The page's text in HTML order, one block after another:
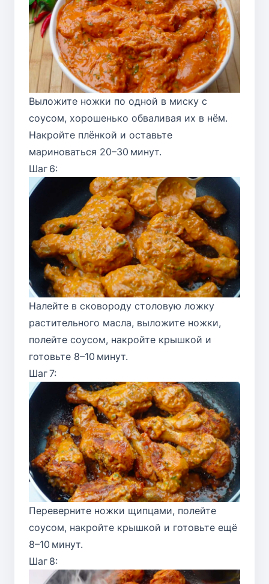
Выложите ножки по одной в миску с
соусом, хорошенько обваливая их в нём.
Накройте плёнкой и оставьте
мариноваться 20–30 минут.
Шаг 6:
Налейте в сковороду столовую ложку
растительного масла, выложите ножки,
полейте соусом, накройте крышкой и
готовьте 8–10 минут.
Шаг 7:
Переверните ножки щипцами, полейте
соусом, накройте крышкой и готовьте ещё
8–10 минут.
Шаг 8: